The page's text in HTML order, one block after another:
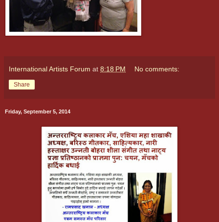
International Artists Forum at 8:18 PM No comments:
Share
Friday, September 5, 2014